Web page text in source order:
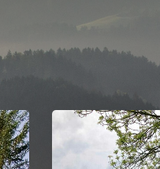
Sternwanderung
nach
Kaltenberg